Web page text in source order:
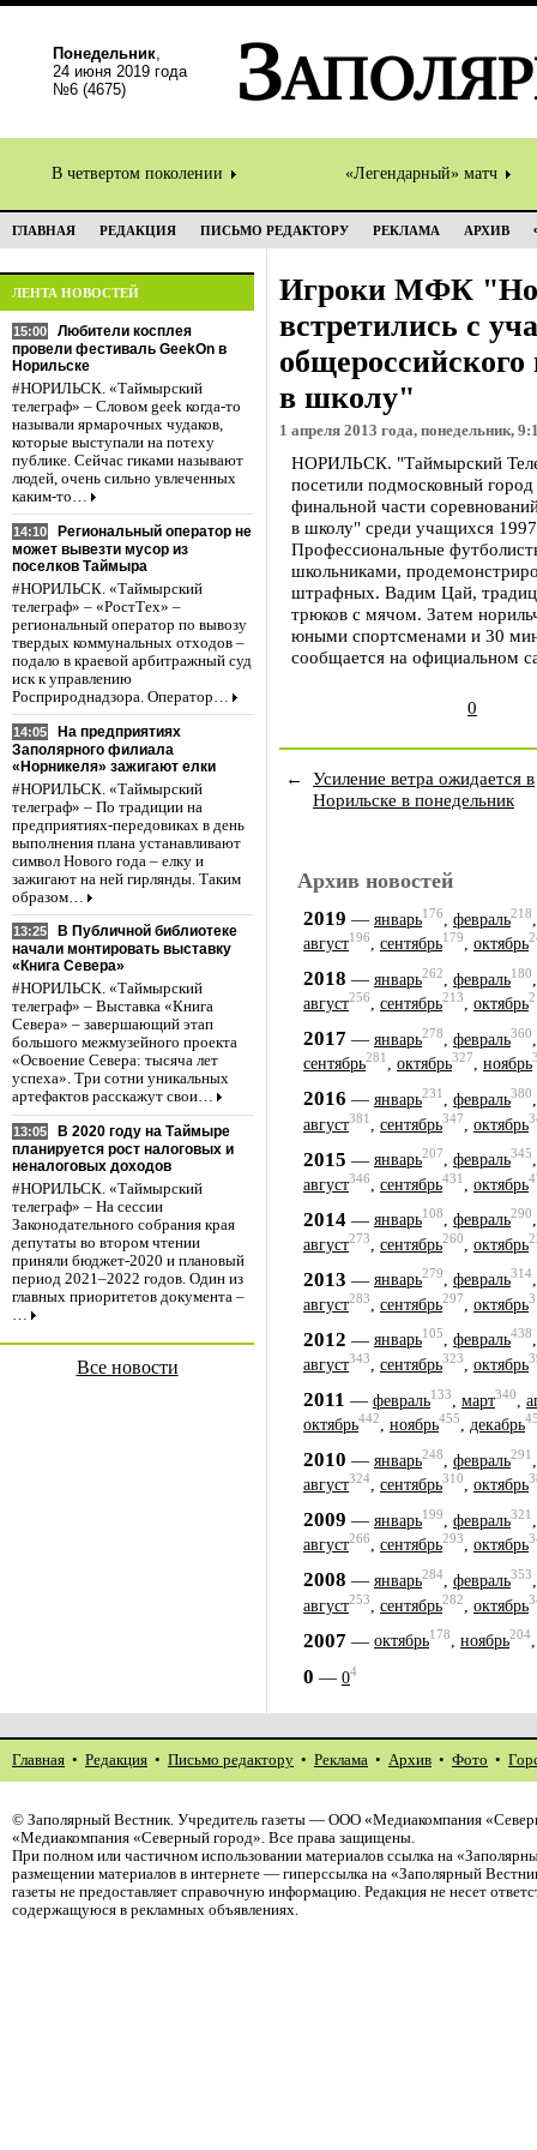
Понедельник,
24 июня 2019 года
№6 (4675)
В четвертом поколении «Легендарный» матч
ГЛАВНАЯ РЕДАКЦИЯ ПИСЬМО РЕДАКТОРУ РЕКЛАМА АРХИВ
ЛЕНТА НОВОСТЕЙ
15:00
Любители косплея
провели фестиваль GeekOn в
Норильске
#НОРИЛЬСК. «Таймырский
телеграф» – Словом geek когда-то
называли ярмарочных чудаков,
которые выступали на потеху
публике. Сейчас гиками называют
людей, очень сильно увлеченных
каким-то…
14:10
Региональный оператор не
может вывезти мусор из
поселков Таймыра
#НОРИЛЬСК. «Таймырский
телеграф» – «РостТех» –
региональный оператор по вывозу
твердых коммунальных отходов –
подало в краевой арбитражный суд
иск к управлению
Росприроднадзора. Оператор…
14:05
На предприятиях
Заполярного филиала
«Норникеля» зажигают елки
#НОРИЛЬСК. «Таймырский
телеграф» – По традиции на
предприятиях-передовиках в день
выполнения плана устанавливают
символ Нового года – елку и
зажигают на ней гирлянды. Таким
образом…
13:25
В Публичной библиотеке
начали монтировать выставку
«Книга Севера»
#НОРИЛЬСК. «Таймырский
телеграф» – Выставка «Книга
Севера» – завершающий этап
большого межмузейного проекта
«Освоение Севера: тысяча лет
успеха». Три сотни уникальных
артефактов расскажут свои…
13:05
В 2020 году на Таймыре
планируется рост налоговых и
неналоговых доходов
#НОРИЛЬСК. «Таймырский
телеграф» – На сессии
Законодательного собрания края
депутаты во втором чтении
приняли бюджет-2020 и плановый
период 2021–2022 годов. Один из
главных приоритетов документа –
…
Все новости
Игроки МФК
встретились с
в школу"
1 апреля 2013 года, понедельник,
НОРИЛЬСК. "Таймырский
посетили подмосковный
финальной части
в школу" среди учащихся
Профессиональные
школьниками,
штрафных. Вадим Цай,
трюков с мячом. Затем
юными спортсменами и 30
сообщается на официальном
0
←
Усиление ветра ожидается в
Норильске в понедельник
Архив новостей
2019 — январь176 февраль218
август196, сентябрь179, октябрь
2018 — январь262 февраль180
август256, сентябрь213, октябрь
2017 — январь278 февраль360
сентябрь281, октябрь327, ноябрь
2016 — январь231 февраль380
август381 сентябрь347 октябрь
2015 — январь207, февраль345
август346 сентябрь431 октябрь
2014 — январь108, февраль290
август273 сентябрь260 октябрь
2013 — январь279, февраль314
август283 сентябрь297 октябрь
2012 — январь105, февраль438
август343, сентябрь323, октябрь
2011 — февраль133 март340
октябрь442, ноябрь455, декабрь
2010 — январь248 февраль291
август324, сентябрь310, октябрь
2009 — январь199 февраль321
август266, сентябрь293, октябрь
2008 — январь284 февраль353
август253 сентябрь282 октябрь
2007 — октябрь178, ноябрь204
0 — 04
Главная • Редакция • Письмо редактору • Реклама • Архив • Фото •
© Заполярный Вестник. Учредитель газеты — ООО «Медиакомпания
«Медиакомпания «Северный город». Все права защищены.
При полном или частичном использовании материалов ссылка на
размещении материалов в интернете — гиперссылка на «Заполярный
газеты не предоставляет справочную информацию. Редакция не несет
содержащуюся в рекламных объявлениях.